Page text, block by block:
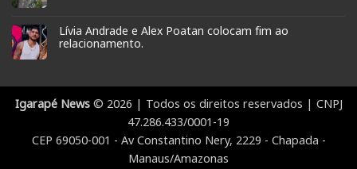
Lívia Andrade e Alex Poatan colocam fim ao
relacionamento.
Igarapé News© 2026 | Todos os direitos reservados | CNPJ
47.286.433/0001-19
CEP 69050-001 - Av Constantino Nery, 2229 - Chapada -
Manaus/Amazonas